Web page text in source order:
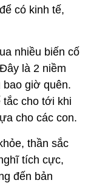
có kinh tế,
nhiều biến cố
là 2 niềm
giờ quên.
tắc cho tới khi
cho các con.
thần sắc
tích cực,
đến bản